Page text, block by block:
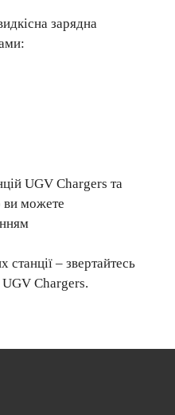
зарядна
UGV Chargers та
ви можете
– звертайтесь
UGV Chargers.